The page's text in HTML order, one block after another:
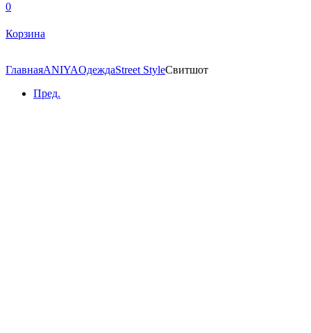
0
Корзина
ГлавнаяANIYAОдеждаStreet StyleСвитшот
Пред.